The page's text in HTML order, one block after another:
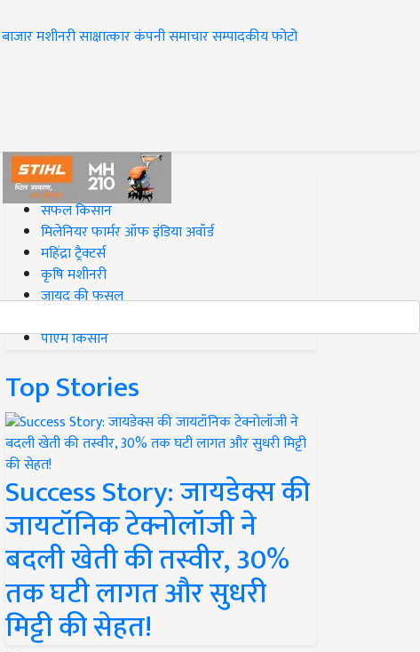
बाजारमशीनरीसाक्षात्कारकंपनी समाचारसम्पादकीयफोटो
#Top on Krishi Jagran
सफल किसान
मिलेनियर फार्मर ऑफ इंडिया अवॉर्ड
महिंद्रा ट्रैक्टर्स
कृषि मशीनरी
जायद की फसल
पीएम किसान
Top Stories
Success Story: जायडेक्स की
जायटॉनिक टेक्नोलॉजी ने
बदली खेती की तस्वीर, 30%
तक घटी लागत और सुधरी
मिट्टी की सेहत!